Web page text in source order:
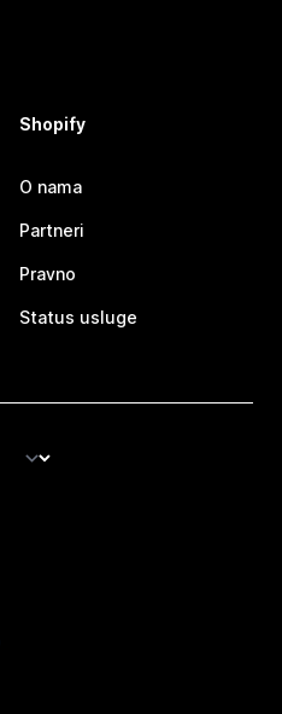
Shopify
O nama
Partneri
Pravno
Status usluge